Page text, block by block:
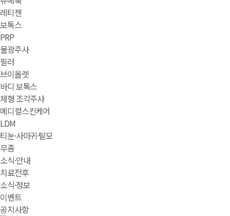
레티젠
보톡스
PRP
물광주사
필러
브이올렛
바디 보톡스
체형 조각주사
메디컬스킨케어
LDM
티눈·사마귀·탈모
무좀
소식·안내
치료전후
소식·정보
이벤트
공지사항